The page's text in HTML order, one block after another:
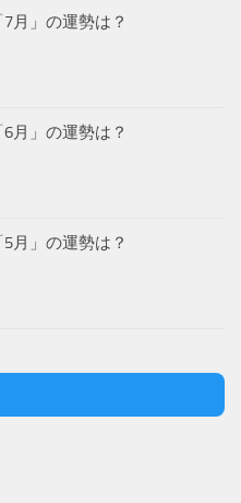
月」の運勢は？
月」の運勢は？
月」の運勢は？